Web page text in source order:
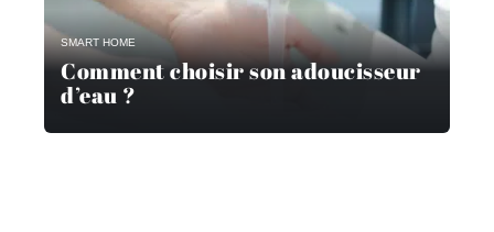
SMART HOME
Comment choisir son adoucisseur
d’eau ?